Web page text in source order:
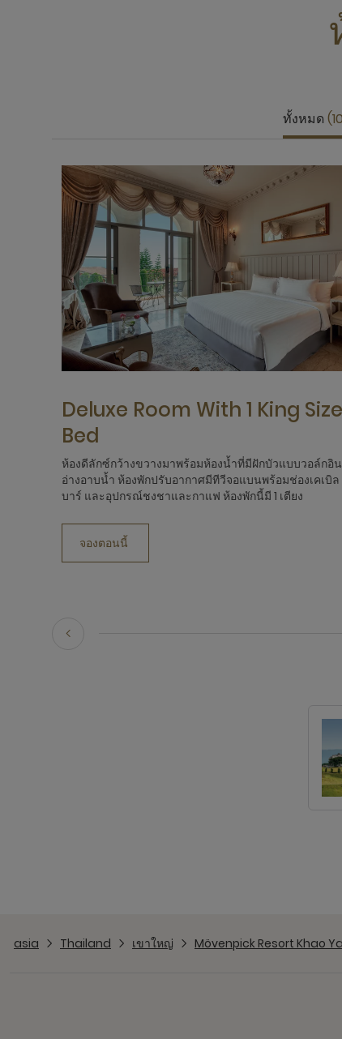
ทั้งหมด 10
Deluxe Room With 1 King Size
Bed
ห้องดีลักซ์กว้างขวางมาพร้อมห้องน้ำที่มีฝักบัวแบบวอล์กอิ
อ่างอาบน้ำ ห้องพักปรับอากาศมีทีวีจอแบนพร้อมช่องเคเบิ
บาร์ และอุปกรณ์ชงชาและกาแฟ ห้องพักนี้มี 1 เตียง
จองตอนนี้
asia Thailand เขาใหญ่ Mövenpick Resort Khao